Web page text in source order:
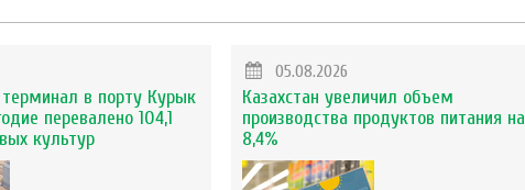
терминал в порту Курык
перевалено 104,1
культур
05.08.2026
Казахстан увеличил объем
производства продуктов питания на
8,4%